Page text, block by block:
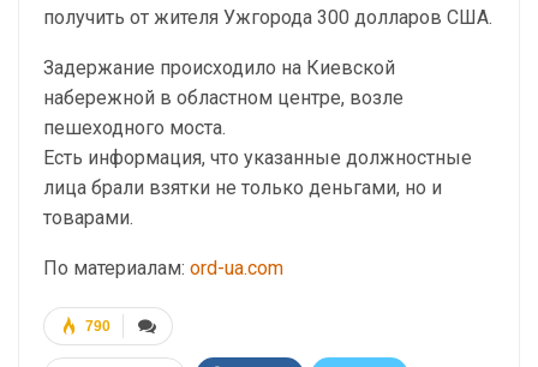
получить от жителя Ужгорода 300 долларов США.
Задержание происходило на Киевской
набережной в областном центре, возле
пешеходного моста.
Есть информация, что указанные должностные
лица брали взятки не только деньгами, но и
товарами.
По материалам: ord-ua.com
790